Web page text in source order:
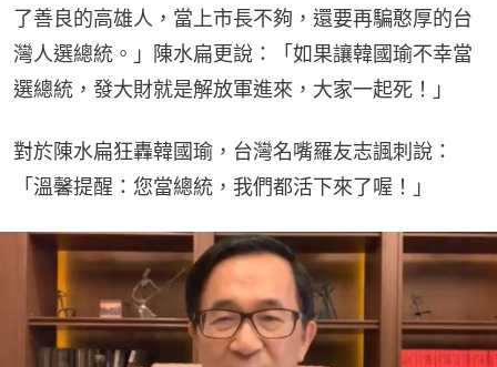
了善良的高雄人，當上市長不夠，還要再騙憨厚的台
灣人選總統。」陳水扁更說：「如果讓韓國瑜不幸當
選總統，發大財就是解放軍進來，大家一起死！」
對於陳水扁狂轟韓國瑜，台灣名嘴羅友志諷刺說：
「溫馨提醒：您當總統，我們都活下來了喔！」